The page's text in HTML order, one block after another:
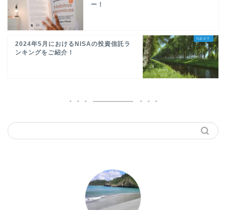
ー！
2024年5月におけるNISAの投資信託ラ
ンキングをご紹介！